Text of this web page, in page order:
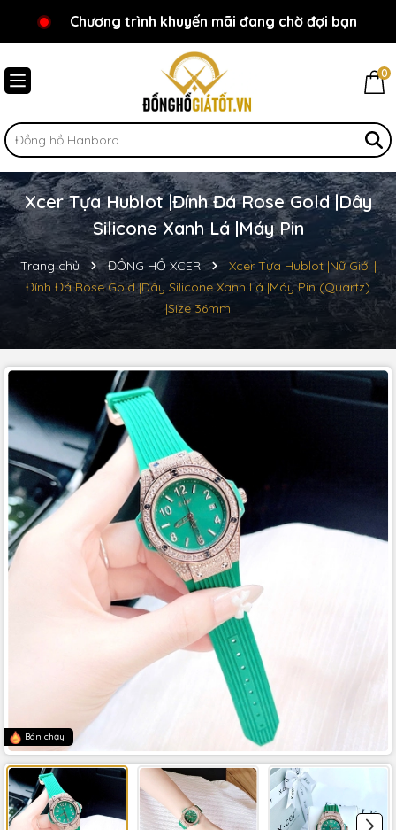
Chào mừng bạn đến với Đồnghồgiátốt.vn!
Chương trình khuyến mãi đang chờ đợi bạn
0
Xcer Tựa Hublot |Đính Đá Rose Gold |Dây
Silicone Xanh Lá |Máy Pin
Trang chủ ĐỒNG HỒ XCER
Xcer Tựa Hublot |Nữ Giới |
Đính Đá Rose Gold |Dây Silicone Xanh Lá |Máy Pin (Quartz)
|Size 36mm
Bán chạy